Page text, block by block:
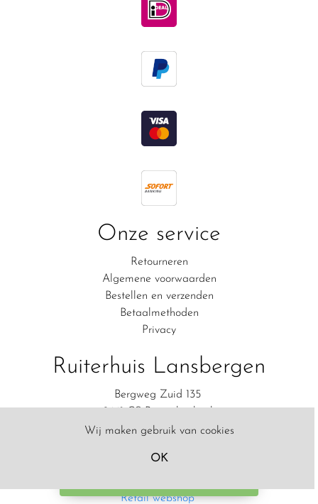
Wij maken gebruik van cookies
OK
Onze service
Retourneren
Algemene voorwaarden
Bestellen en verzenden
Betaalmethoden
Privacy
Ruiterhuis Lansbergen
Bergweg Zuid 135
2661 CS Bergschenhoek
06-83111554
Retail webshop